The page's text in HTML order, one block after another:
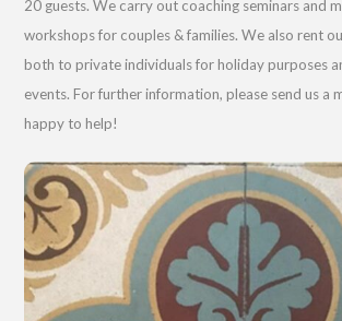
20 guests. We carry out coaching seminars and
workshops for couples & families. We also rent
both to private individuals for holiday purposes
events. For further information, please send us a
happy to help!